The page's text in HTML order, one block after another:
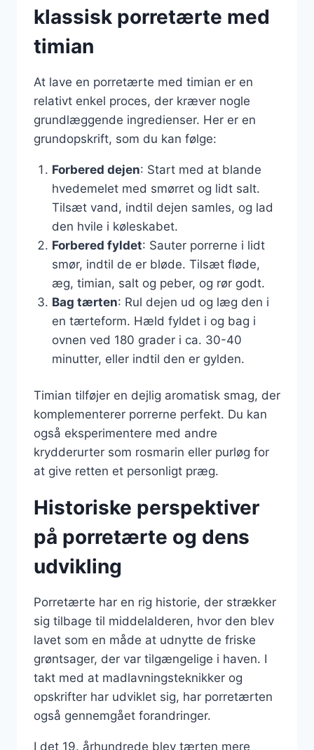
klassisk porretærte med
timian
At lave en porretærte med timian er en
relativt enkel proces, der kræver nogle
grundlæggende ingredienser. Her er en
grundopskrift, som du kan følge:
Forbered dejen: Start med at blande
hvedemelet med smørret og lidt salt.
Tilsæt vand, indtil dejen samles, og lad
den hvile i køleskabet.
Forbered fyldet: Sauter porrerne i lidt
smør, indtil de er bløde. Tilsæt fløde,
æg, timian, salt og peber, og rør godt.
Bag tærten: Rul dejen ud og læg den i
en tærteform. Hæld fyldet i og bag i
ovnen ved 180 grader i ca. 30-40
minutter, eller indtil den er gylden.
Timian tilføjer en dejlig aromatisk smag, der
komplementerer porrerne perfekt. Du kan
også eksperimentere med andre
krydderurter som rosmarin eller purløg for
at give retten et personligt præg.
Historiske perspektiver
på porretærte og dens
udvikling
Porretærte har en rig historie, der strækker
sig tilbage til middelalderen, hvor den blev
lavet som en måde at udnytte de friske
grøntsager, der var tilgængelige i haven. I
takt med at madlavningsteknikker og
opskrifter har udviklet sig, har porretærten
også gennemgået forandringer.
I det 19. århundrede blev tærten mere